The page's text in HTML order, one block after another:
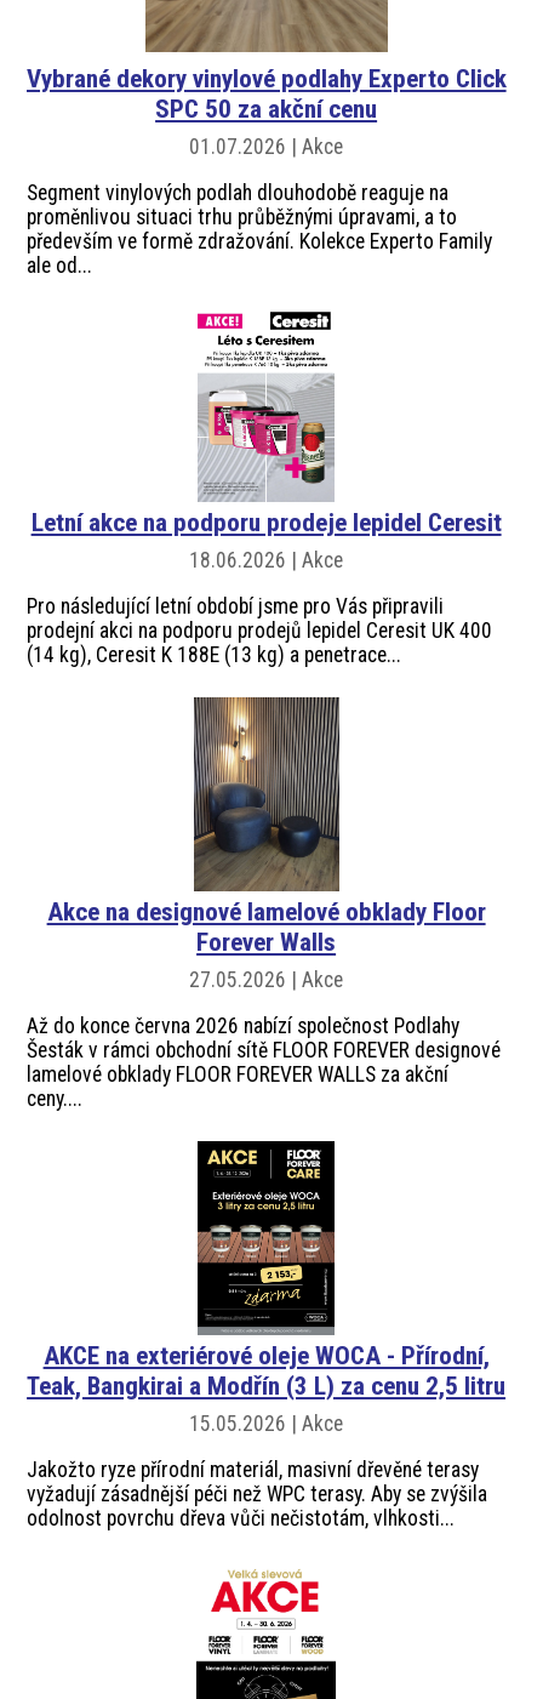
ProfiMag
Kontakt
Vybrané dekory vinylové podlahy Experto Click
SPC 50 za akční cenu
01.07.2026 | Akce
Segment vinylových podlah dlouhodobě reaguje na
proměnlivou situaci trhu průběžnými úpravami, a to
především ve formě zdražování. Kolekce Experto Family
ale od...
Letní akce na podporu prodeje lepidel Ceresit
18.06.2026 | Akce
Pro následující letní období jsme pro Vás připravili
prodejní akci na podporu prodejů lepidel Ceresit UK 400
(14 kg), Ceresit K 188E (13 kg) a penetrace...
Akce na designové lamelové obklady Floor
Forever Walls
27.05.2026 | Akce
Až do konce června 2026 nabízí společnost Podlahy
Šesták v rámci obchodní sítě FLOOR FOREVER designové
lamelové obklady FLOOR FOREVER WALLS za akční
ceny....
AKCE na exteriérové oleje WOCA - Přírodní,
Teak, Bangkirai a Modřín (3 L) za cenu 2,5 litru
15.05.2026 | Akce
Jakožto ryze přírodní materiál, masivní dřevěné terasy
vyžadují zásadnější péči než WPC terasy. Aby se zvýšila
odolnost povrchu dřeva vůči nečistotám, vlhkosti...